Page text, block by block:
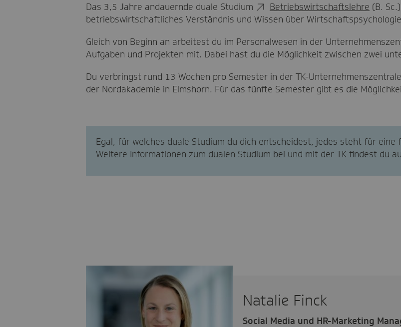
Das 3,5 Jahre andauernde duale Studium
Betriebswirtschaftslehre (B.
betriebswirtschaftliches Verständnis und Wissen über
Gleich von Beginn an arbeitest du im Personalwesen in der
Aufgaben und Projekten mit. Dabei hast du die Möglichkeit zwischen zwei
Du verbringst rund 13 Wochen pro Semester in der TK-
der Nordakademie in Elmshorn. Für das fünfte Semester gibt es die
Egal, für welches duale Studium du dich entscheidest, jedes steht für eine
Weitere Informationen zum dualen Studium bei und mit der TK findest du
Natalie Finck
Social Media und HR-Marketing